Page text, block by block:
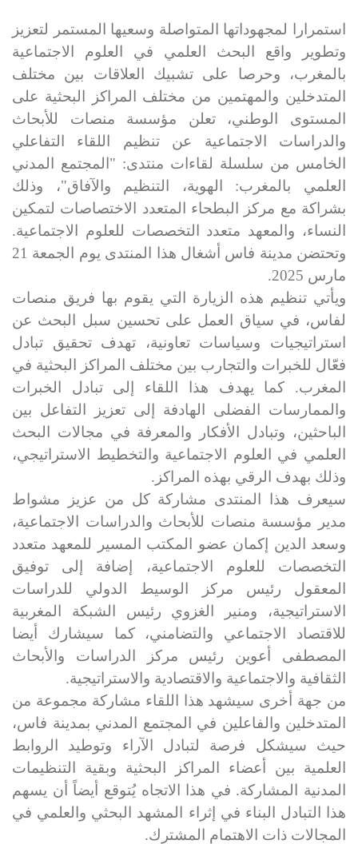
استمرارا لمجهوداتها المتواصلة وسعيها المستمر لتعزيز
وتطوير واقع البحث العلمي في العلوم الاجتماعية
بالمغرب، وحرصا على تشبيك العلاقات بين مختلف
المتدخلين والمهتمين من مختلف المراكز البحثية على
المستوى الوطني، تعلن مؤسسة منصات للأبحاث
والدراسات الاجتماعية عن تنظيم اللقاء التفاعلي
الخامس من سلسلة لقاءات منتدى: "المجتمع المدني
العلمي بالمغرب: الهوية، التنظيم والآفاق"، وذلك
بشراكة مع مركز البطحاء المتعدد الاختصاصات لتمكين
النساء، والمعهد متعدد التخصصات للعلوم الاجتماعية.
وتحتضن مدينة فاس أشغال هذا المنتدى يوم الجمعة 21
مارس 2025.
ويأتي تنظيم هذه الزيارة التي يقوم بها فريق منصات
لفاس، في سياق العمل على تحسين سبل البحث عن
استراتيجيات وسياسات تعاونية، تهدف تحقيق تبادل
فعّال للخبرات والتجارب بين مختلف المراكز البحثية في
المغرب. كما يهدف هذا اللقاء إلى تبادل الخبرات
والممارسات الفضلى الهادفة إلى تعزيز التفاعل بين
الباحثين، وتبادل الأفكار والمعرفة في مجالات البحث
العلمي في العلوم الاجتماعية والتخطيط الاستراتيجي،
وذلك بهدف الرقي بهذه المراكز.
سيعرف هذا المنتدى مشاركة كل من عزيز مشواط
مدير مؤسسة منصات للأبحاث والدراسات الاجتماعية،
وسعد الدين إكمان عضو المكتب المسير للمعهد متعدد
التخصصات للعلوم الاجتماعية، إضافة إلى توفيق
المعقول رئيس مركز الوسيط الدولي للدراسات
الاستراتيجية، ومنير الغزوي رئيس الشبكة المغربية
للاقتصاد الاجتماعي والتضامني، كما سيشارك أيضا
المصطفى أعوين رئيس مركز الدراسات والأبحاث
الثقافية والاجتماعية والاقتصادية والاستراتيجية.
من جهة أخرى سيشهد هذا اللقاء مشاركة مجموعة من
المتدخلين والفاعلين في المجتمع المدني بمدينة فاس،
حيث سيشكل فرصة لتبادل الآراء وتوطيد الروابط
العلمية بين أعضاء المراكز البحثية وبقية التنظيمات
المدنية المشاركة. في هذا الاتجاه يُتوقع أيضاً أن يسهم
هذا التبادل البناء في إثراء المشهد البحثي والعلمي في
المجالات ذات الاهتمام المشترك.